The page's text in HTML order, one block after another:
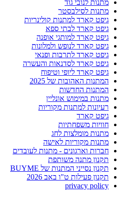
מתנות לנובי גוד
מתנות לסילבסטר
גיפט קארד למתנות קולינריות
גיפט קארד לבתי ספא
גיפט קארד למותגי אופנה
גיפט קארד לנופש ולמלונות
גיפט קארד לתרבות ופנאי
גיפט קארד לסדנאות והעשרה
גיפט קארד ליופי וטיפוח
המתנות האהובות של 2025
המתנות החדשות
מתנות במימוש אונליין
רעיונות למתנות מקוריות
גיפט קארד
חוויות משפחתיות
מתנות מומלצות לחג
מתנות מקוריות לאישה
חברות וארגונים - מתנות לעובדים
תקנון מתנה משותפת
תקנון נסייני המתנות של BUYME
תקנון פעילות ט"ו באב 2026
privacy policy